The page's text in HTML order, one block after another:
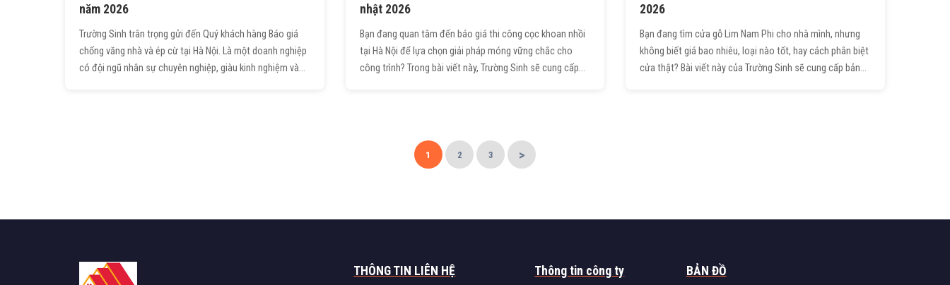
năm 2026
Trường Sinh trân trọng gửi đến Quý khách hàng Báo giá
chống văng nhà và ép cừ tại Hà Nội. Là một doanh nghiệp
có đội ngũ nhân sự chuyên nghiệp, giàu kinh nghiệm và
nhật 2026
Bạn đang quan tâm đến báo giá thi công cọc khoan nhồi
tại Hà Nội để lựa chọn giải pháp móng vững chắc cho
công trình? Trong bài viết này, Trường Sinh sẽ cung cấp
2026
Bạn đang tìm cửa gỗ Lim Nam Phi cho nhà mình, nhưng
không biết giá bao nhiêu, loại nào tốt, hay cách phân biệt
cửa thật? Bài viết này của Trường Sinh sẽ cung cấp bảng
1 2 3 >
THÔNG TIN LIÊN HỆ Thông tin công ty BẢN ĐỒ